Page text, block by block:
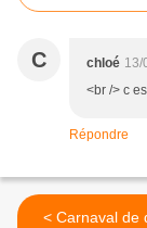
C chloé 13/
<br /> c
Répondre
< Carnaval de quartier à